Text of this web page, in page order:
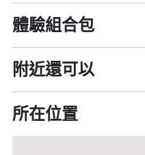
體驗組合包
附近還可以
所在位置